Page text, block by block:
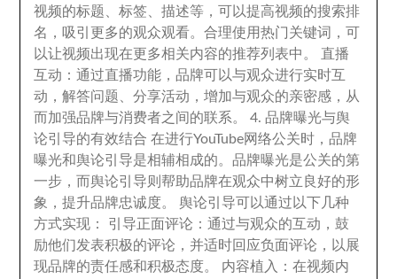
视频的标题 、标签 、描述等 ， 可以提高视频的搜索排
名 ， 吸引更多的观众观看。合理使用热门关键词 ， 可
以让视频出现在更多相关内容的推荐列表中 。 直播
互动 ：通过直播功能 ，品牌可以与观众进行实时互
动 ，解答问题 、分享活动 ，增加与观众的亲密感 ， 从
而加强品牌与消费者之间的联系。 4.品牌曝光与舆
论引导的有效结合 在进行YouTube网络公关时 ，品牌
曝光和舆论引导是相辅相成的。品牌曝光是公关的第
一步 ， 而舆论引导则帮助品牌在观众中树立良好的形
象 ，提升品牌忠诚度。舆论引导可以通过以下几种
方式实现 ： 引导正面评论 ：通过与观众的互动 ，鼓
励他们发表积极的评论 ， 并适时回应负面评论 ，
以展
现品牌的责任感和积极态度。 内容植入 ：在视频内